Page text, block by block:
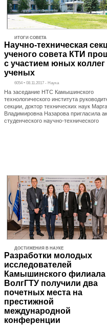
ИТОГИ СОВЕТА
Научно-техническая
ученого совета КТИ
с участием юных коллег
ученых
6054 • 08.11.2017 - Наука
На заседание НТС Камышинского
технологического института
секции, доктор технических наук
Владимировна Назарова пригласила
студенческого научно-технического
ДОСТИЖЕНИЯ В НАУКЕ
Разработки молодых
исследователей
Камышинского филиала
ВолгГТУ получили два
почетных места на
престижной
международной
конференции